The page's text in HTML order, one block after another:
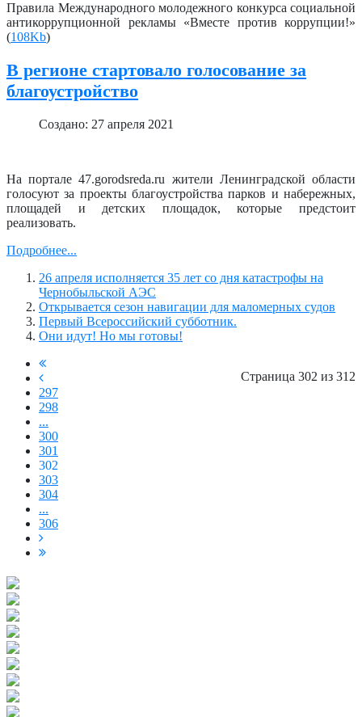
Правила Международного молодежного конкурса социальной
антикоррупционной рекламы «Вместе против коррупции!»
(108Kb)
В регионе стартовало голосование за
благоустройство
Создано: 27 апреля 2021
На портале 47.gorodsreda.ru жители Ленинградской области
голосуют за проекты благоустройства парков и набережных,
площадей и детских площадок, которые предстоит
реализовать.
Подробнее...
26 апреля исполняется 35 лет со дня катастрофы на
Чернобыльской АЭС
Открывается сезон навигации для маломерных судов
Первый Всероссийский субботник.
Они идут! Но мы готовы!
Страница 302 из 312
297
298
...
300
301
302
303
304
...
306